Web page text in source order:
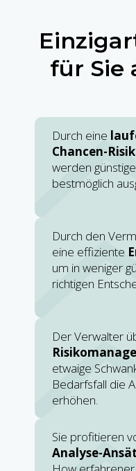
für Sie
Durch eine
Chancen-
werden
bestmöglich
Durch den
eine effiziente
um in weniger
richtigen
Der Verwalter
etwaige
Bedarfsfall die
erhöhen.
Sie profitieren
Analyse-